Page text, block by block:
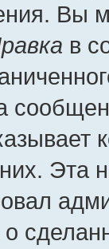
Вы
в
Эта
о